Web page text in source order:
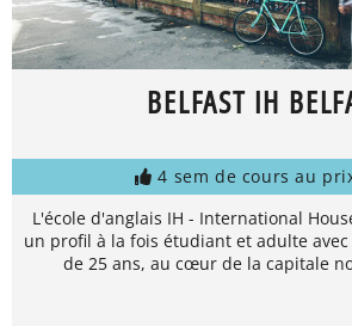
BELFAST IH
4 sem de cours au
L'école d'anglais IH - International
un profil à la fois étudiant et adulte
de 25 ans, au cœur de la capitale